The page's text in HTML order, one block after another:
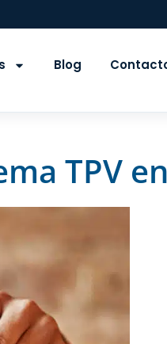
Blog
TPV